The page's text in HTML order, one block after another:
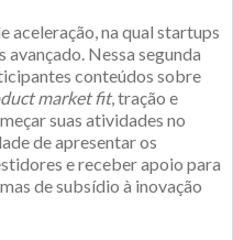
aceleração, na qual startups
Nessa segunda
conteúdos sobre
market fit, tração e
suas atividades no
de apresentar os
e receber apoio para
de subsídio à inovação